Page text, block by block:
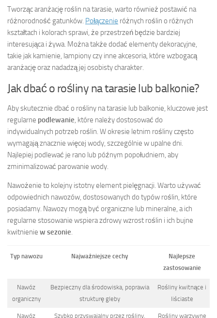
Tworząc aranżację roślin na tarasie, warto również postawić na
różnorodność gatunków. Połączenie różnych roślin o różnych
kształtach i kolorach sprawi, że przestrzeń będzie bardziej
interesująca i żywa. Można także dodać elementy dekoracyjne,
takie jak kamienie, lampiony czy inne akcesoria, które wzbogacą
aranżację oraz nadadzą jej osobisty charakter.
Jak dbać o rośliny na tarasie lub balkonie?
Aby skutecznie dbać o rośliny na tarasie lub balkonie, kluczowe jest
regularne podlewanie, które należy dostosować do
indywidualnych potrzeb roślin. W okresie letnim rośliny często
wymagają znacznie więcej wody, szczególnie w upalne dni.
Najlepiej podlewać je rano lub późnym popołudniem, aby
zminimalizować parowanie wody.
Nawożenie to kolejny istotny element pielęgnacji. Warto używać
odpowiednich nawozów, dostosowanych do typów roślin, które
posiadamy. Nawozy mogą być organiczne lub mineralne, a ich
regularne stosowanie wspiera zdrowy wzrost roślin i ich bujne
kwitnienie w sezonie.
Typ nawozu Najważniejsze cechy
Najlepsze
zastosowanie
Nawóz
organiczny
Bezpieczny dla środowiska, poprawia
strukturę gleby
Rośliny kwitnące i
liściaste
Nawóz
Szybko przyswajalny przez rośliny,
Rośliny warzywne